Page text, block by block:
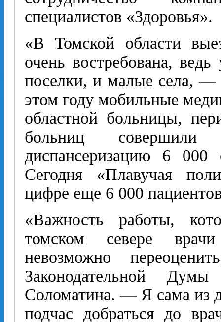
специалистов «Здоровья».
«В Томской области
очень востребована,
поселки, и малые села,
этом году мобильные
областной больницы,
больниц
диспансеризацию 6
Сегодня «Плавучая
цифре еще 6 000
«Важность работы,
томском севере
невозможно
Законодательной
Соломатина. — Я сама из
подчас добраться до